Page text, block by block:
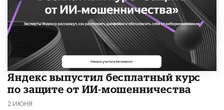
​Яндекс выпустил бесплатный курс
по защите от ИИ-мошенничества
2 ИЮНЯ